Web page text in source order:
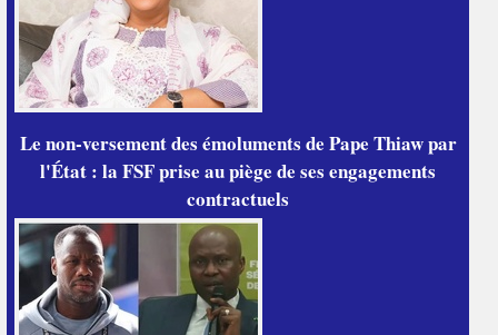
Le non-versement des émoluments de Pape Thiaw par
l'État : la FSF prise au piège de ses engagements
contractuels